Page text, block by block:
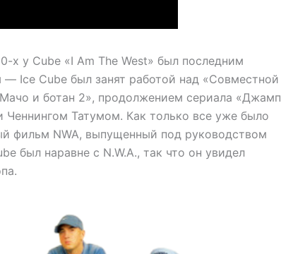
х у Cube «I Am The West» был последним
Ice Cube был занят работой над «Совместной
и ботан 2», продолжением сериала «Джамп
Татумом. Как только все уже было
фильм NWA, выпущенный под руководством
был наравне с N.W.A., так что он увидел